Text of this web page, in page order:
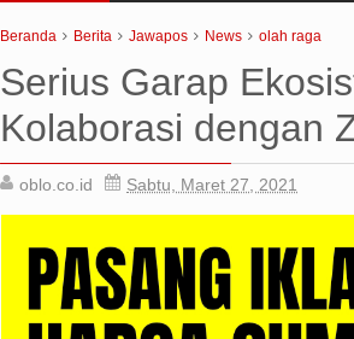
Beranda Berita Jawapos News olah raga
Serius Garap
Kolaborasi dengan
oblo.co.id Sabtu, Maret 27, 2021